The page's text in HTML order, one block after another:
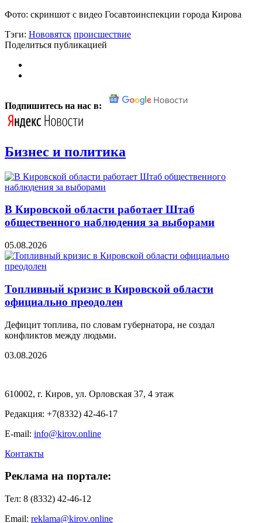
Фото: скриншот с видео Госавтоинспекции города Кирова
Тэги: Нововятск происшествие
Поделиться публикацией
Подпишитесь на нас в:
Бизнес и политика
В Кировской области работает Штаб
общественного наблюдения за выборами
05.08.2026
Топливный кризис в Кировской области
официально преодолен
Дефицит топлива, по словам губернатора, не создал
конфликтов между людьми.
03.08.2026
610002, г. Киров, ул. Орловская 37, 4 этаж
Редакция: +7(8332) 42-46-17
E-mail: info@kirov.online
Контакты
Реклама на портале:
Тел: 8 (8332) 42-46-12
Email: reklama@kirov.online